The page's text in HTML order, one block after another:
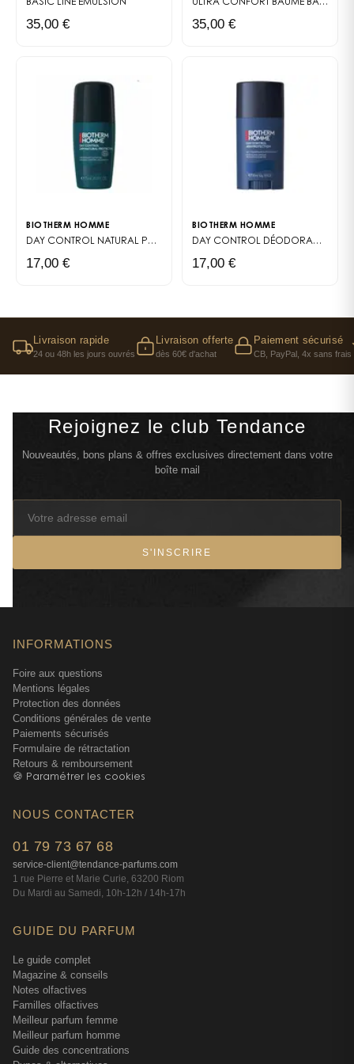
Total Recharge convient à tous types de peaux,
réflexe quand un homme nous demande quelque
chose de simple mais d'efficace contre "la mine
défaite". Et contrairement à d'autres soins anti-
fatigue, celui-ci ne dessèche pas — un détail qui
compte pour les peaux sensibles.
BASIC LINE EMULSION
35,00 €
ULTRA CONFORT BAUME BAUME APRÈS-RASAGE POUR HOMME
35,00 €
BIOTHERM HOMME
DAY CONTROL NATURAL PROTECT DÉODORANT DÉODORANT SOIN
17,00 €
BIOTHERM HOMME
DAY CONTROL DÉODORANT STICK
17,00 €
Livraison rapide
24 ou 48h les jours ouvrés
Livraison offerte
dès 60€ d'achat
Paiement sécurisé
CB, PayPal, 4x sans frais
Rejoignez le club Tendance
Nouveautés, bons plans & offres exclusives directement dans votre
boîte mail
S'INSCRIRE
INFORMATIONS
Foire aux questions
Mentions légales
Protection des données
Conditions générales de vente
Paiements sécurisés
Formulaire de rétractation
Retours & remboursement
🍪 Paramétrer les cookies
NOUS CONTACTER
01 79 73 67 68
service-client@tendance-parfums.com
1 rue Pierre et Marie Curie, 63200 Riom
Du Mardi au Samedi, 10h-12h / 14h-17h
GUIDE DU PARFUM
Le guide complet
Magazine & conseils
Notes olfactives
Familles olfactives
Meilleur parfum femme
Meilleur parfum homme
Guide des concentrations